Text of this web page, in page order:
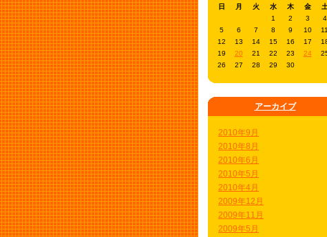
日 月 火 水 木 金
土
1
2 3
4
5
6 7 8 9 10
11
12
13 14 15 16 17
19
20 21 22 23 24
26
27 28 29 30
アーカイブ
2010年9月
2010年8月
2010年6月
2010年5月
2010年4月
2009年12月
2009年11月
2009年5月